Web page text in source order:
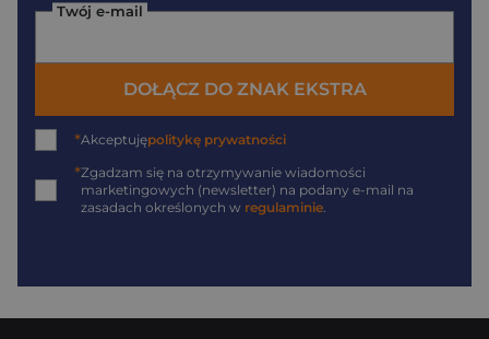
Twój e-mail
DOŁĄCZ DO ZNAK EKSTRA
*Akceptujępolitykę prywatności
*Zgadzam się na otrzymywanie wiadomości
marketingowych (newsletter) na podany e-mail na
zasadach określonych w regulaminie.